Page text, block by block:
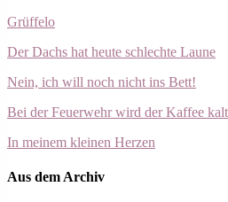
Grüffelo
Der Dachs hat heute schlechte Laune
Nein, ich will noch nicht ins Bett!
Bei der Feuerwehr wird der Kaffee kalt
In meinem kleinen Herzen
Aus dem Archiv